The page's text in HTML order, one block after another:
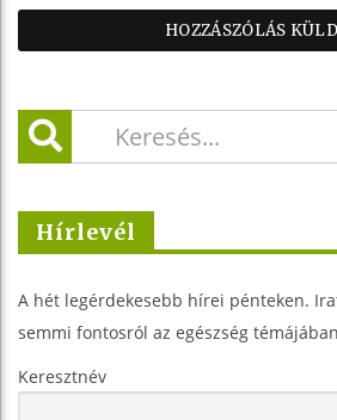
Hírlevél
A hét legérdekesebb hírei pénteken.
semmi fontosról az egészség
Keresztnév